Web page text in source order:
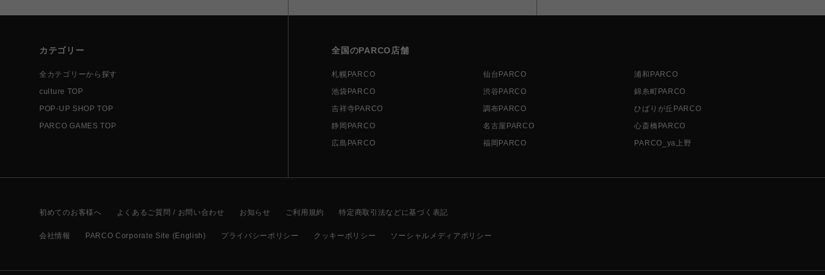
カテゴリー
全カテゴリーから探す
culture TOP
POP-UP SHOP TOP
PARCO GAMES TOP
全国のPARCO店舗
札幌PARCO 仙台PARCO
浦和PARCO
池袋PARCO
渋谷PARCO
錦糸町PARCO
吉祥寺PARCO
調布PARCO
ひばりが丘PARCO
静岡PARCO
名古屋PARCO
心斎橋PARCO
広島PARCO
福岡PARCO PARCO_ya上野
初めてのお客様へ よくあるご質問 / お問い合わせ お知らせ ご利用規約 特定商取引法などに基づく表記
会社情報 PARCO Corporate Site (English) プライバシーポリシー クッキーポリシー ソーシャルメディアポリシー